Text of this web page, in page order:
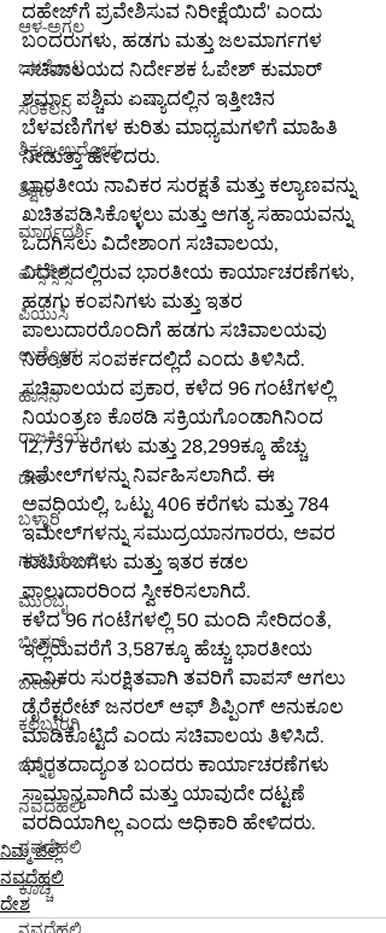
ಆಳ-ಅಗಲ
ಒಳನೋಟ
ಸಂಕಲನ
ಶಿಕ್ಷಣ-ಉದ್ಯೋಗ
ಶಿಕ್ಷಣ
ಮಾರ್ಗದರ್ಶಿ
ಎಸ್ಸೆಸ್ಸೆಲ್ಸಿ
ಪಿಯುಸಿ
ಉದ್ಯೋಗ
ಹಾಸನ
ರಾಜಕೀಯ
ದೇಶ
ಬಳ್ಳಾರಿ
ಗಡಚಿರೋಲಿ
ಮುಂಬೈ
ಬೀದರ್
ಬೀದರ್
ಕಲಬುರಗಿ
ಚೆನ್ನೈ
ನವದೆಹಲಿ
ನವದೆಹಲಿ
ಕೊಚ್ಚಿ
ದಹೇಜ್‌ಗೆ ಪ್ರವೇಶಿಸುವ ನಿರೀಕ್ಷೆಯಿದೆ' ಎಂದು
ಬಂದರುಗಳು, ಹಡಗು ಮತ್ತು ಜಲಮಾರ್ಗಗಳ
ಸಚಿವಾಲಯದ ನಿರ್ದೇಶಕ ಓಪೇಶ್ ಕುಮಾರ್
ಶರ್ಮಾ ಪಶ್ಚಿಮ ಏಷ್ಯಾದಲ್ಲಿನ ಇತ್ತೀಚಿನ
ಬೆಳವಣಿಗೆಗಳ ಕುರಿತು ಮಾಧ್ಯಮಗಳಿಗೆ ಮಾಹಿತಿ
ನೀಡುತ್ತಾ ಹೇಳಿದರು.
ಭಾರತೀಯ ನಾವಿಕರ ಸುರಕ್ಷತೆ ಮತ್ತು ಕಲ್ಯಾಣವನ್ನು
ಖಚಿತಪಡಿಸಿಕೊಳ್ಳಲು ಮತ್ತು ಅಗತ್ಯ ಸಹಾಯವನ್ನು
ಒದಗಿಸಲು ವಿದೇಶಾಂಗ ಸಚಿವಾಲಯ,
ವಿದೇಶದಲ್ಲಿರುವ ಭಾರತೀಯ ಕಾರ್ಯಾಚರಣೆಗಳು,
ಹಡಗು ಕಂಪನಿಗಳು ಮತ್ತು ಇತರ
ಪಾಲುದಾರರೊಂದಿಗೆ ಹಡಗು ಸಚಿವಾಲಯವು
ನಿರಂತರ ಸಂಪರ್ಕದಲ್ಲಿದೆ ಎಂದು ತಿಳಿಸಿದೆ.
ಸಚಿವಾಲಯದ ಪ್ರಕಾರ, ಕಳೆದ 96 ಗಂಟೆಗಳಲ್ಲಿ
ನಿಯಂತ್ರಣ ಕೊಠಡಿ ಸಕ್ರಿಯಗೊಂಡಾಗಿನಿಂದ
12,737 ಕರೆಗಳು ಮತ್ತು 28,299ಕ್ಕೂ ಹೆಚ್ಚು
ಇಮೇಲ್‌ಗಳನ್ನು ನಿರ್ವಹಿಸಲಾಗಿದೆ. ಈ
ಅವಧಿಯಲ್ಲಿ, ಒಟ್ಟು 406 ಕರೆಗಳು ಮತ್ತು 784
ಇಮೇಲ್‌ಗಳನ್ನು ಸಮುದ್ರಯಾನಗಾರರು, ಅವರ
ಕುಟುಂಬಗಳು ಮತ್ತು ಇತರ ಕಡಲ
ಪಾಲುದಾರರಿಂದ ಸ್ವೀಕರಿಸಲಾಗಿದೆ.
ಕಳೆದ 96 ಗಂಟೆಗಳಲ್ಲಿ 50 ಮಂದಿ ಸೇರಿದಂತೆ,
ಇಲ್ಲಿಯವರೆಗೆ 3,587ಕ್ಕೂ ಹೆಚ್ಚು ಭಾರತೀಯ
ನಾವಿಕರು ಸುರಕ್ಷಿತವಾಗಿ ತವರಿಗೆ ವಾಪಸ್ ಆಗಲು
ಡೈರೆಕ್ಟರೇಟ್ ಜನರಲ್ ಆಫ್ ಶಿಪ್ಪಿಂಗ್ ಅನುಕೂಲ
ಮಾಡಿಕೊಟ್ಟಿದೆ ಎಂದು ಸಚಿವಾಲಯ ತಿಳಿಸಿದೆ.
ಭಾರತದಾದ್ಯಂತ ಬಂದರು ಕಾರ್ಯಾಚರಣೆಗಳು
ಸಾಮಾನ್ಯವಾಗಿದೆ ಮತ್ತು ಯಾವುದೇ ದಟ್ಟಣೆ
ವರದಿಯಾಗಿಲ್ಲ ಎಂದು ಅಧಿಕಾರಿ ಹೇಳಿದರು.
ನಿಮ್ಮ ಜಿಲ್ಲೆ
ನವದೆಹಲಿ
ದೇಶ